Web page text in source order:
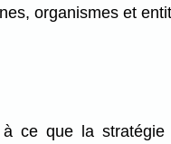
organismes et
ce que la stratégie